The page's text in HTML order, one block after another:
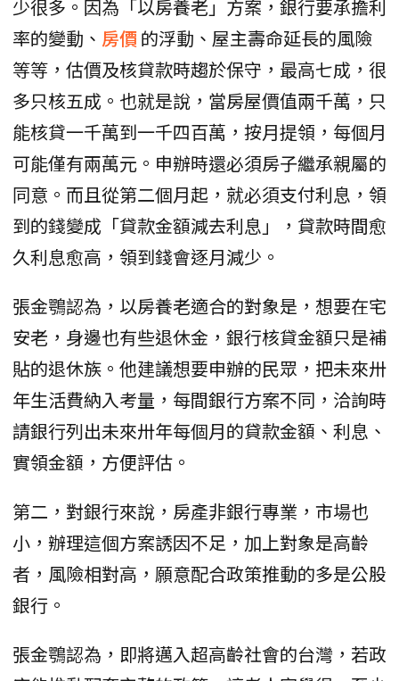
少很多。因為「以房養老」方案，銀行要承擔利
率的變動、 房價的浮動、屋主壽命延長的風險
等等，估價及核貸款時趨於保守，最高七成，很
多只核五成。也就是說，當房屋價值兩千萬，只
能核貸一千萬到一千四百萬，按月提領，每個月
可能僅有兩萬元。申辦時還必須房子繼承親屬的
同意。而且從第二個月起，就必須支付利息，領
到的錢變成「貸款金額減去利息」，貸款時間愈
久利息愈高，領到錢會逐月減少。
張金鶚認為，以房養老適合的對象是，想要在宅
安老，身邊也有些退休金，銀行核貸金額只是補
貼的退休族。他建議想要申辦的民眾，把未來卅
年生活費納入考量，每間銀行方案不同，洽詢時
請銀行列出未來卅年每個月的貸款金額、利息、
實領金額，方便評估。
第二，對銀行來說，房產非銀行專業，市場也
小，辦理這個方案誘因不足，加上對象是高齡
者，風險相對高，願意配合政策推動的多是公股
銀行。
張金鶚認為，即將邁入超高齡社會的台灣，若政